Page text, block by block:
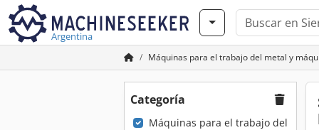
Argentina
Máquinas para el trabajo del metal y
Categoría
Máquinas para el trabajo del